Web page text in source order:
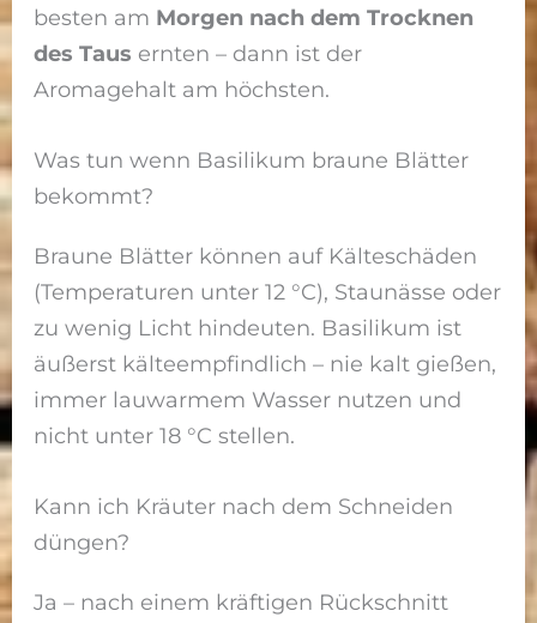
besten am Morgen nach dem Trocknen
des Taus ernten – dann ist der
Aromagehalt am höchsten.
Was tun wenn Basilikum braune Blätter
bekommt?
Braune Blätter können auf Kälteschäden
(Temperaturen unter 12 °C), Staunässe oder
zu wenig Licht hindeuten. Basilikum ist
äußerst kälteempfindlich – nie kalt gießen,
immer lauwarmem Wasser nutzen und
nicht unter 18 °C stellen.
Kann ich Kräuter nach dem Schneiden
düngen?
Ja – nach einem kräftigen Rückschnitt